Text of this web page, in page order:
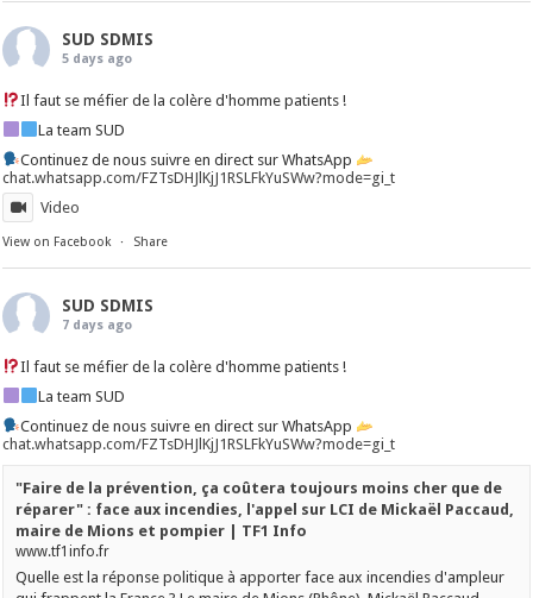
SUD SDMIS
5 days ago
Il faut se méfier de la colère d'homme patients !
La team SUD
Continuez de nous suivre en direct sur WhatsApp
chat.whatsapp.com/FZTsDHJlKjJ1RSLFkYuSWw?mode=gi_t
Video
View on Facebook · Share
SUD SDMIS
7 days ago
Il faut se méfier de la colère d'homme patients !
La team SUD
Continuez de nous suivre en direct sur WhatsApp
chat.whatsapp.com/FZTsDHJlKjJ1RSLFkYuSWw?mode=gi_t
"Faire de la prévention, ça coûtera toujours moins cher que de
réparer" : face aux incendies, l'appel sur LCI de Mickaël Paccaud,
maire de Mions et pompier | TF1 Info
www.tf1info.fr
Quelle est la réponse politique à apporter face aux incendies d'ampleur